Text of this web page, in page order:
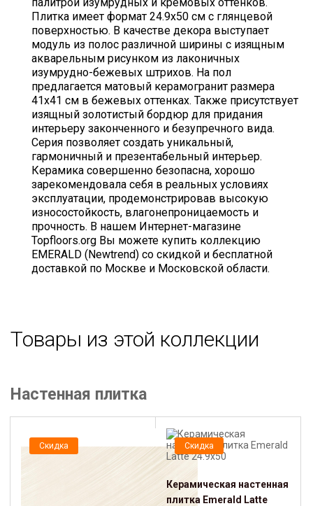
Плитка имеет формат 24.9х50 см с глянцевой
поверхностью. В качестве декора выступает
модуль из полос различной ширины с изящным
акварельным рисунком из лаконичных
изумрудно-бежевых штрихов. На пол
предлагается матовый керамогранит размера
41х41 см в бежевых оттенках. Также присутствует
изящный золотистый бордюр для придания
интерьеру законченного и безупречного вида.
Серия позволяет создать уникальный,
гармоничный и презентабельный интерьер.
Керамика совершенно безопасна, хорошо
зарекомендовала себя в реальных условиях
эксплуатации, продемонстрировав высокую
износостойкость, влагонепроницаемость и
прочность. В нашем Интернет-магазине
Topfloors.org Вы можете купить коллекцию
EMERALD (Newtrend) со скидкой и бесплатной
доставкой по Москве и Московской области.
Товары из этой коллекции
Настенная плитка
Скидка Скидка
Керамическая настенная
плитка Emerald Latte